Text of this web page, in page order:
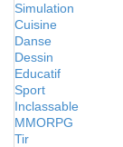
Simulation
Cuisine
Danse
Dessin
Educatif
Sport
Inclassable
MMORPG
Tir